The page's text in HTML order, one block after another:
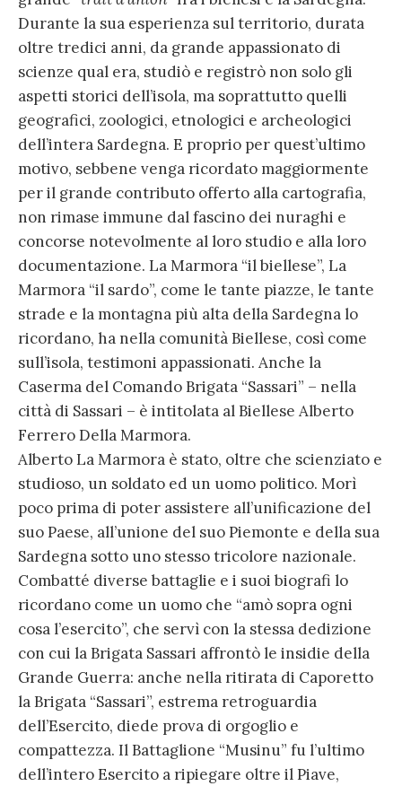
Durante la sua esperienza sul territorio, durata
oltre tredici anni, da grande appassionato di
scienze qual era, studiò e registrò non solo gli
aspetti storici dell’isola, ma soprattutto quelli
geografici, zoologici, etnologici e archeologici
dell’intera Sardegna. E proprio per quest’ultimo
motivo, sebbene venga ricordato maggiormente
per il grande contributo offerto alla cartografia,
non rimase immune dal fascino dei nuraghi e
concorse notevolmente al loro studio e alla loro
documentazione. La Marmora “il biellese”, La
Marmora “il sardo”, come le tante piazze, le tante
strade e la montagna più alta della Sardegna lo
ricordano, ha nella comunità Biellese, così come
sull’isola, testimoni appassionati. Anche la
Caserma del Comando Brigata “Sassari” – nella
città di Sassari – è intitolata al Biellese Alberto
Ferrero Della Marmora.
Alberto La Marmora è stato, oltre che scienziato e
studioso, un soldato ed un uomo politico. Morì
poco prima di poter assistere all’unificazione del
suo Paese, all’unione del suo Piemonte e della sua
Sardegna sotto uno stesso tricolore nazionale.
Combatté diverse battaglie e i suoi biografi lo
ricordano come un uomo che “amò sopra ogni
cosa l’esercito”, che servì con la stessa dedizione
con cui la Brigata Sassari affrontò le insidie della
Grande Guerra: anche nella ritirata di Caporetto
la Brigata “Sassari”, estrema retroguardia
dell’Esercito, diede prova di orgoglio e
compattezza. Il Battaglione “Musinu” fu l’ultimo
dell’intero Esercito a ripiegare oltre il Piave,